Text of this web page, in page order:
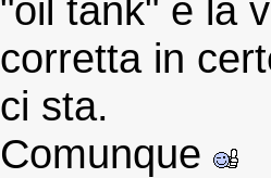
"oil tank" e la
corretta in
ci sta.
Comunque